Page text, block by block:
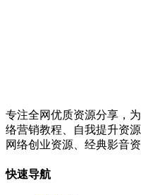
专注全网优质资源分享，
络营销教程、自我提升资
网络创业资源、经典影音
快速导航